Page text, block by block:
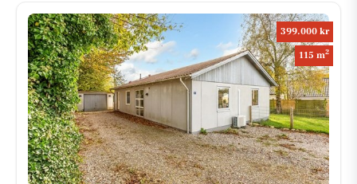
399.000 kr
115 m2